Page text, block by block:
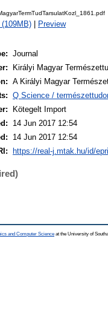
(109MB) Preview
Journal
Királyi Magyar
A Királyi Magyar
Q Science /
Kötegelt Import
14 Jun 2017 12:54
14 Jun 2017 12:54
https://real-j.mtak.hu/id/
and Computer Science at the University of